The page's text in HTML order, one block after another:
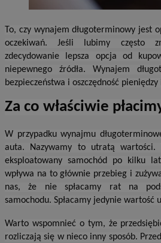
To, czy wynajem długoterminowy jest
oczekiwań. Jeśli lubimy często
zdecydowanie lepsza opcja od
niepewnego źródła. Wynajem
bezpieczeństwa i oszczędność pieniędzy
Za co właściwie
W przypadku wynajmu
auta. Nazywamy to utratą
eksploatowany samochód po kilku
wpływa na to głównie przebieg i
nas, że nie spłacamy rat na
samochodu. Spłacamy jedynie wartość
Warto wspomnieć o tym, że
rozliczają się w nieco inny sposób.